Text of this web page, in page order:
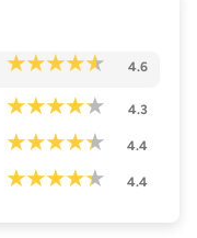
4.6
4.3
4.4
4.4